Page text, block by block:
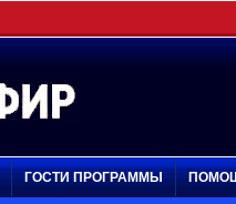
ГОСТИ ПРОГРАММЫ